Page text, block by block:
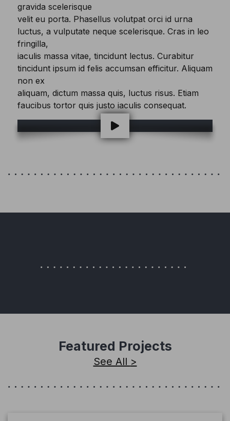
gravida scelerisque
velit eu porta. Phasellus volutpat orci id urna
luctus, a vulputate neque scelerisque. Cras in leo
fringilla,
iaculis massa vitae, tincidunt lectus. Curabitur
tincidunt ipsum id felis accumsan efficitur. Aliquam
non ex
aliquam, dictum massa quis, luctus risus. Etiam
faucibus tortor quis justo iaculis consequat.
Featured Projects
See All